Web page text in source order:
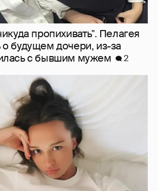
пропихивать". Пелагея
о будущем дочери, из-за
с бывшим мужем
2